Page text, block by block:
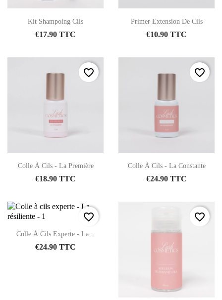
Kit Shampoing Cils
€17.90 TTC
Primer Extension De Cils
€10.90 TTC
Colle À Cils - La Première
€18.90 TTC
favorite_border
Colle À Cils - La Constante
€24.90 TTC
favorite_border
Colle À Cils Experte - La...
€24.90 TTC
favorite_border favorite_border